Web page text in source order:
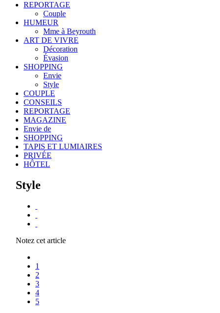
REPORTAGE
Couple
HUMEUR
Mme à Beyrouth
ART DE VIVRE
Décoration
Évasion
SHOPPING
Envie
Style
COUPLE
CONSEILS
REPORTAGE
MAGAZINE
Envie de
SHOPPING
TAPIS ET LUMIAIRES
PRIVÉE
HÔTEL
Style
Notez cet article
1
2
3
4
5